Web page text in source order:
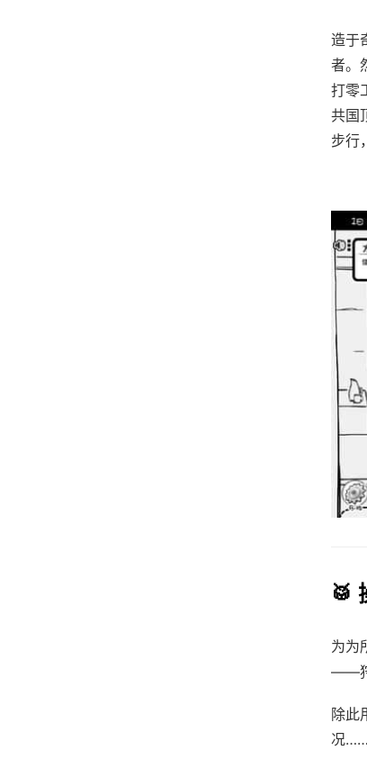
造于
者。
打零
共国
步行
🥁
为为
——狩
除此
况……